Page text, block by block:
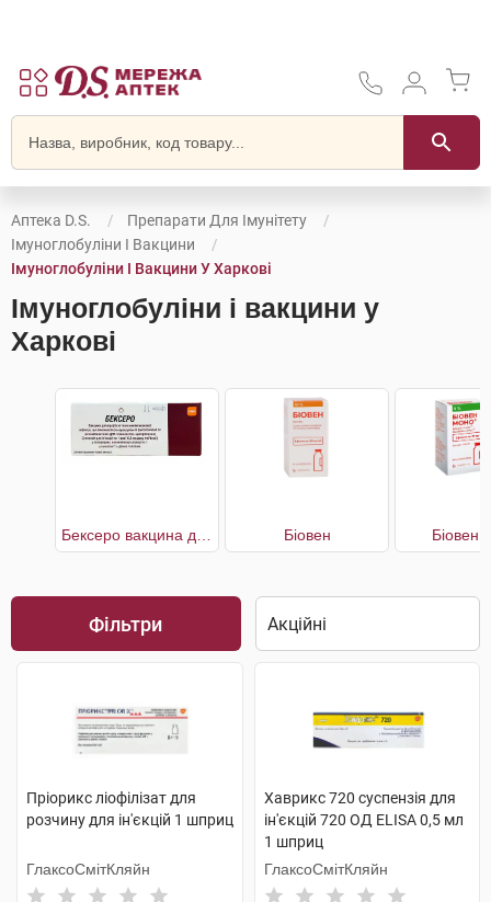
Аптека D.S.
Препарати Для Імунітету
Імуноглобуліни І Вакцини
Імуноглобуліни І Вакцини У Харкові
Імуноглобуліни і вакцини у
Харкові
Біовен Біовен
Фільтри
Пріорикс ліофілізат для
розчину для ін'єкцій 1 шприц
ГлаксоСмітКляйн
Хаврикс 720 суспензія для
ін'єкцій 720 ОД ELISA 0,5 мл
1 шприц
ГлаксоСмітКляйн